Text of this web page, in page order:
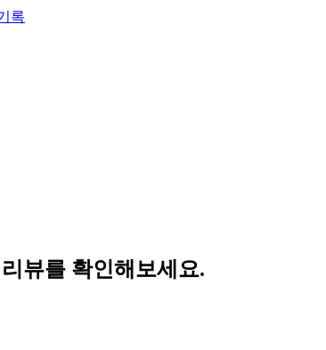
록
뷰를 확인해보세요.